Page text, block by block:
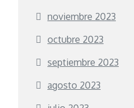
noviembre 2023
octubre 2023
septiembre 2023
agosto 2023